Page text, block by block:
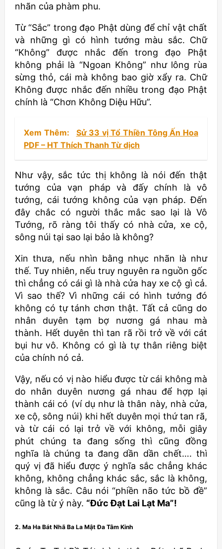
nhãn của phàm phu.
Từ “Sắc” trong đạo Phật dùng để chỉ vật chất
và những gì có hình tướng màu sắc. Chữ
“Không” được nhắc đến trong đạo Phật
không phải là “Ngoan Không” như lông rùa
sừng thỏ, cái mà không bao giờ xẩy ra. Chữ
Không được nhắc đến nhiều trong đạo Phật
chính là “Chơn Không Diệu Hữu”.
Xem Thêm:
Sử 33 vị Tổ Thiền Tông Ấn Hoa
PDF – HT Thích Thanh Từ dịch
Như vậy, sắc tức thị không là nói đến thật
tướng của vạn pháp và đấy chính là vô
tướng, cái tướng không của vạn pháp. Đến
đây chắc có người thắc mắc sao lại là Vô
Tướng, rõ ràng tôi thấy có nhà cửa, xe cộ,
sông núi tại sao lại bảo là không?
Xin thưa, nếu nhìn bằng nhục nhãn là như
thế. Tuy nhiên, nếu truy nguyên ra nguồn gốc
thì chẳng có cái gì là nhà cửa hay xe cộ gì cả.
Vì sao thế? Vì những cái có hình tướng đó
không có tự tánh chơn thật. Tất cả cũng do
nhân duyên tạm bợ nương gá nhau mà
thành. Hết duyên thì tan rã rồi trở về với cát
bụi hư vô. Không có gì là tự thân riêng biệt
của chính nó cả.
Vậy, nếu có vị nào hiểu được từ cái không mà
do nhân duyên nương gá nhau để hợp lại
thành cái có (ví dụ như là thân này, nhà cửa,
xe cộ, sông núi) khi hết duyên mọi thứ tan rã,
và từ cái có lại trở về với không, mỗi giây
phút chúng ta đang sống thì cũng đồng
nghĩa là chúng ta đang dần dần chết…. thì
quý vị đã hiểu được ý nghĩa sắc chẳng khác
không, không chẳng khác sắc, sắc là không,
không là sắc. Câu nói “phiền não tức bồ đề”
cũng là từ ý này. “Đức Đạt Lai Lạt Ma”!
2. Ma Ha Bát Nhã Ba La Mật Đa Tâm Kinh